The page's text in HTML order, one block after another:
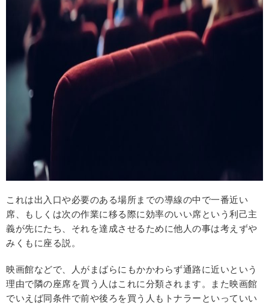
これは出入口や必要のある場所までの導線の中で一番近い
席、もしくは次の作業に移る際に効率のいい席という利己主
義が先にたち、それを達成させるために他人の事は考えずや
みくもに座る説。
映画館などで、人がまばらにもかかわらず通路に近いという
理由で隣の座席を買う人はこれに分類されます。また映画館
でいえば同条件で前や後ろを買う人もトナラーといっていい